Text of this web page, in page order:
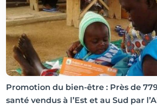
Promotion du bien-être : Près de
santé vendus à l’Est et au Sud par